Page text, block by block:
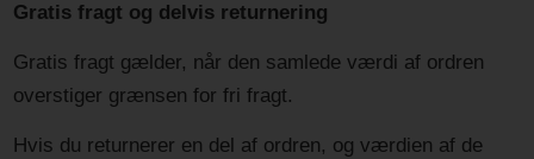
Gratis fragt og delvis returnering
Gratis fragt gælder, når den samlede værdi af ordren
overstiger grænsen for fri fragt.
Hvis du returnerer en del af ordren, og værdien af de